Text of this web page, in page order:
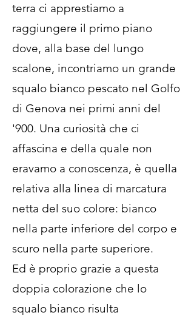
terra ci apprestiamo a
raggiungere il primo piano
dove, alla base del lungo
scalone, incontriamo un grande
squalo bianco pescato nel Golfo
di Genova nei primi anni del
'900. Una curiosità che ci
affascina e della quale non
eravamo a conoscenza, è quella
relativa alla linea di marcatura
netta del suo colore: bianco
nella parte inferiore del corpo e
scuro nella parte superiore.
Ed è proprio grazie a questa
doppia colorazione che lo
squalo bianco risulta